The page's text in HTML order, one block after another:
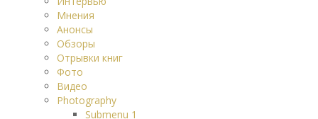
Мнения
Анонсы
Обзоры
Отрывки книг
Фото
Видео
Photography
Submenu 1